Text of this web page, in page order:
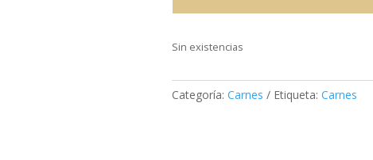
Sin existencias
Categoría: Carnes Etiqueta: Carnes